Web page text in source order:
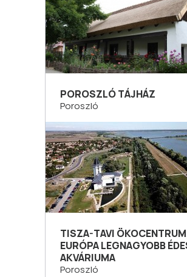
POROSZLÓ TÁJHÁZ
Poroszló
TISZA-TAVI
EURÓPA LEGNAGYOBB
AKVÁRIUMA
Poroszló